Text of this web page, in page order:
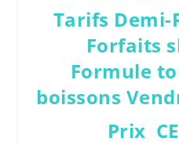
Tarifs Demi-
Forfaits
Formule
boissons
Prix